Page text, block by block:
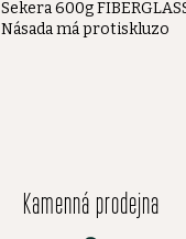
Sekera 600g
Násada má protiskluzo
Kamenná prodejna